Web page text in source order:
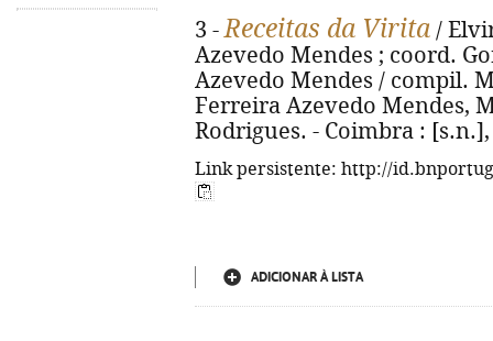
3 -Receitas da Virita /
Azevedo Mendes ; coord.
Azevedo Mendes / compil.
Ferreira Azevedo Mendes,
Rodrigues. - Coimbra :
Link persistente: http://
ADICIONAR À LISTA